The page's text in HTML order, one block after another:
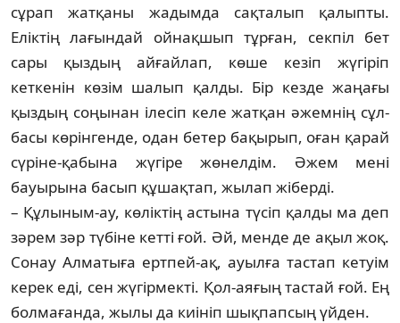
сұрап жатқаны жадымда сақталып қалыпты.
Еліктің лағындай ойнақ­шып тұрған, секпіл бет
сары қыздың айғай­лап, көше кезіп жүгіріп
кеткенін көзім шалып қалды. Бір кезде жаңағы
қыздың соңынан ілесіп келе жатқан әжемнің сұл­
басы көрінгенде, одан бетер бақырып, оған қарай
сүріне-қабына жүгіре жөнелдім. Әжем мені
бауырына басып құшақтап, жылап жіберді.
– Құлыным-ау, көліктің астына түсіп қалды ма деп
зәрем зәр түбіне кетті ғой. Әй, менде де ақыл жоқ.
Сонау Алматыға ертпей-ақ, ауылға тастап кетуім
керек еді, сен жүгірмекті. Қол-аяғың тастай ғой. Ең
бол­мағанда, жылы да киініп шықпапсың үйден.